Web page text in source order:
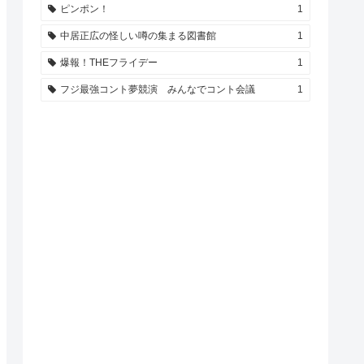
ピンポン！ 1
中居正広の怪しい噂の集まる図書館 1
爆報！THEフライデー 1
フジ最強コント夢競演 みんなでコント会議 1